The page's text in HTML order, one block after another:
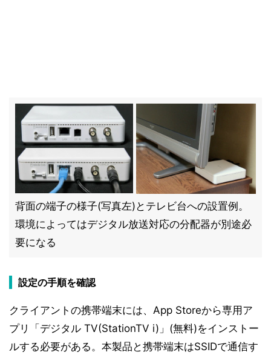
背面の端子の様子(写真左)とテレビ台への設置例。
環境によってはデジタル放送対応の分配器が別途必
要になる
設定の手順を確認
クライアントの携帯端末には、App Storeから専用ア
プリ「デジタル TV(StationTV i)」(無料)をインストー
ルする必要がある。本製品と携帯端末はSSIDで通信す